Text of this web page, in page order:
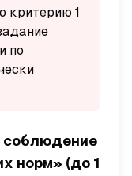
критерию 1
по
соблюдение
норм» (до 1